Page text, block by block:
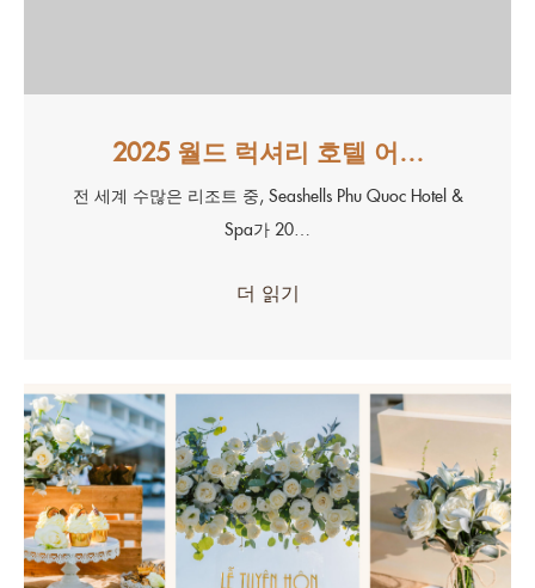
2025 월드 럭셔리 호텔 어…
전 세계 수많은 리조트 중, Seashells Phu Quoc Hotel &
Spa가 20…
더 읽기